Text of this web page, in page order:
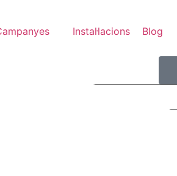
Instal·lacions
Blog